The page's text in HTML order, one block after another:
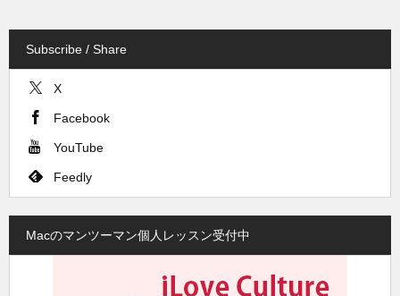
Subscribe / Share
X
Facebook
YouTube
Feedly
Macのマンツーマン個人レッスン受付中